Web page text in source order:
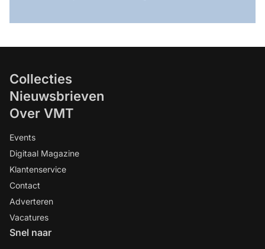
Collecties
Nieuwsbrieven
Over VMT
Events
Digitaal Magazine
Klantenservice
Contact
Adverteren
Vacatures
Snel naar